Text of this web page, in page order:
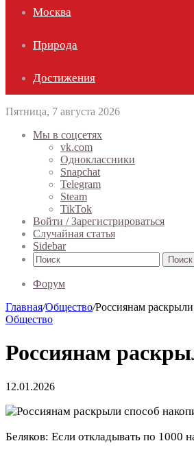
Москва
Природа
Достижения
Пятница, 7 августа 2026
Мы в соцсетях
vk.com
Одноклассники
Snapchat
Telegram
Steam
TikTok
Войти / Зарегистрироваться
Случайная статья
Sidebar
Поиск
Форум
Главная/Общество/Россиянам
Общество
Россиянам
12.01.2026
Беляков: Если откладывать по 1000